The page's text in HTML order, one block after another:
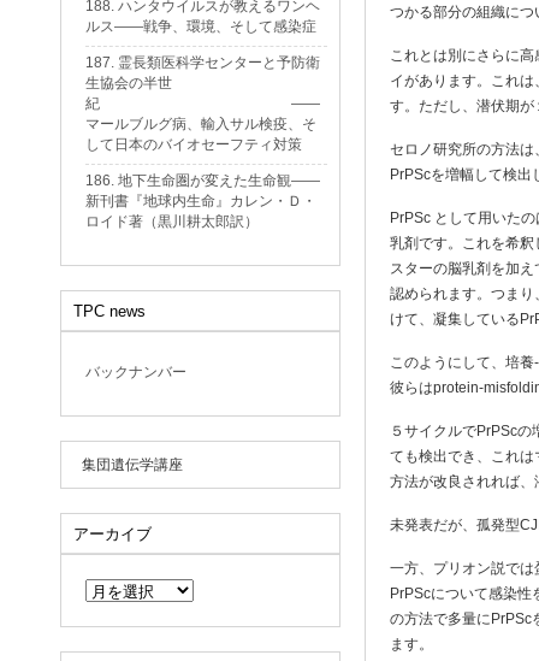
つかる部分の組織に
これとは別にさらに
イがあります。これ
す。ただし、潜伏期
セロノ研究所の方法
PrPScを増幅して検
PrPSc として用いた
乳剤です。これを希
スターの脳乳剤を加
認められます。つま
けて、凝集している
このようにして、培
彼らはprotein-
５サイクルでPrPSc
ても検出でき、これ
方法が改良されれば
未発表だが、孤発型
一方、プリオン説で
PrPScについて感染
の方法で多量にPrPSc
ます。
188. ハンタウイルスが教えるワンヘ
ルス——戦争、環境、そして感染症
187. 霊長類医科学センターと予防衛
生協会の半世
紀 ——
マールブルグ病、輸入サル検疫、そ
して日本のバイオセーフティ対策
186. 地下生命圏が変えた生命観——
新刊書『地球内生命』カレン・Ｄ・
ロイド著（黒川耕太郎訳）
TPC news
バックナンバー
集団遺伝学講座
アーカイブ
イ
ブ